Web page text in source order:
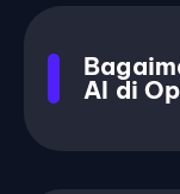
AI di